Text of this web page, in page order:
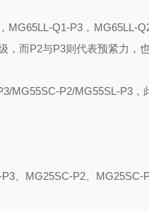
， MG65LL-Q1-P3 ， MG65LL-
，而P2与P3则代表预紧力，
MG55SC-P2/MG55SL-P3 ，
P3 MG25SC-P2 MG25SC-